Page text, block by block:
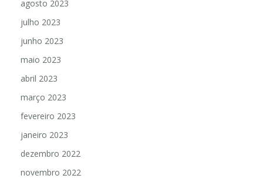
agosto 2023
julho 2023
junho 2023
maio 2023
abril 2023
março 2023
fevereiro 2023
janeiro 2023
dezembro 2022
novembro 2022